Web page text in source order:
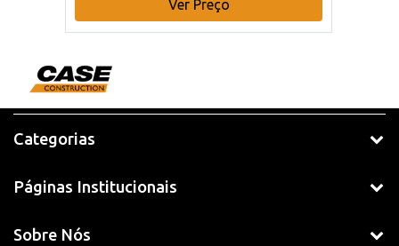
Ver Preço
Categorias
Páginas Institucionais
Sobre Nós